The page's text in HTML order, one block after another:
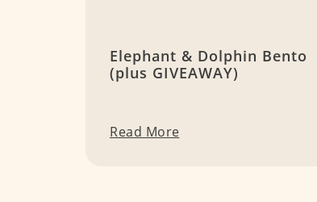
Elephant & Dolphin Bento
(plus GIVEAWAY)
Read More